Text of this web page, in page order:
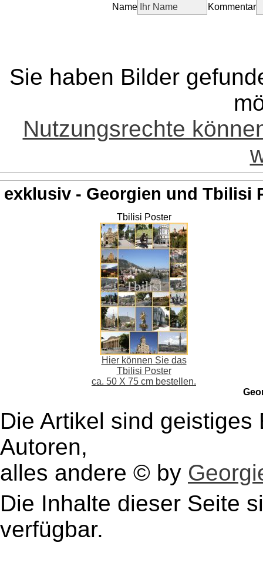
Name Kommentar
Sie haben Bilder
Nutzungsrechte
exklusiv - Georgien und Tbilisi
Tbilisi Poster
Hier können Sie das
Tbilisi Poster
ca. 50 X 75 cm bestellen.
Die Artikel sind
Autoren,
alles andere © by
Die Inhalte dieser Seite
verfügbar.